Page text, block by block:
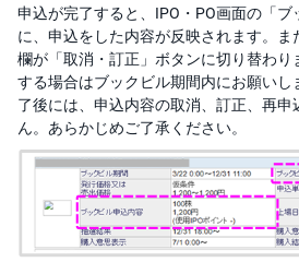
申込が完了すると、IPO・PO画面の「
に、申込をした内容が反映されます。ま
欄が「取消・訂正」ボタンに切り替わ
する場合はブックビル期間内にお願い
了後には、申込内容の取消、訂正、再
ん。あらかじめご了承ください。